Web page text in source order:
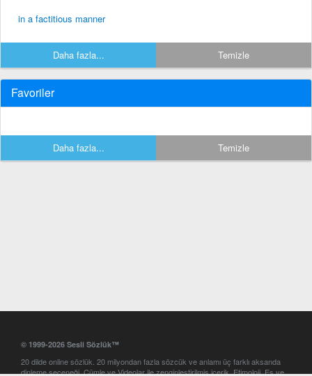
in a factitious manner
Daha fazla... Temizle
Favoriler
Daha fazla... Temizle
© 1999-2026 Sesli Sözlük™
20 dilde online sözlük. 20 milyondan fazla sözcük ve anlamı üç farklı aksanda
dinleme seçeneği. Cümle ve Videolar ile zenginleştirilmiş içerik. Etimoloji, Eş ve